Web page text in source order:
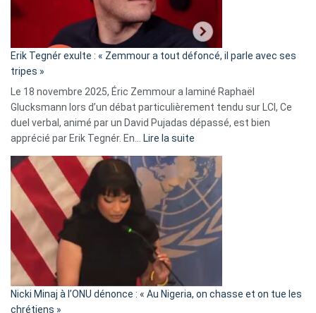
«
C’est
fake
news
»
Erik Tegnér exulte : « Zemmour a tout défoncé, il parle avec ses
tripes »
Le 18 novembre 2025, Éric Zemmour a laminé Raphaël
Glucksmann lors d’un débat particulièrement tendu sur LCI, Ce
duel verbal, animé par un David Pujadas dépassé, est bien
apprécié par Erik Tegnér. En…
Lire la suite
Tegnér
exulte
« Zemmour
a
tout
parle
Nicki Minaj à l’ONU dénonce : « Au Nigeria, on chasse et on tue les
chrétiens »